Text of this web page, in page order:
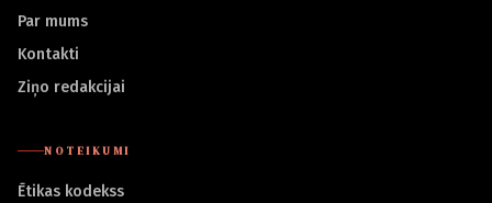
Par mums
Kontakti
Ziņo redakcijai
NOTEIKUMI
Ētikas kodekss